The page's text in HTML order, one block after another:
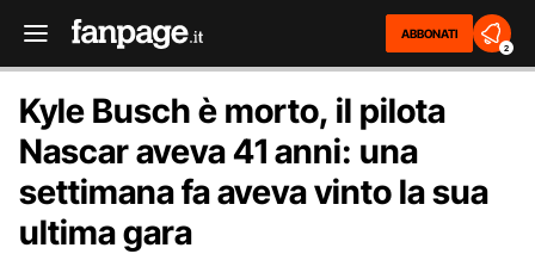
ABBONATI
2
Kyle Busch è morto, il pilota
Nascar aveva 41 anni: una
settimana fa aveva vinto la sua
ultima gara